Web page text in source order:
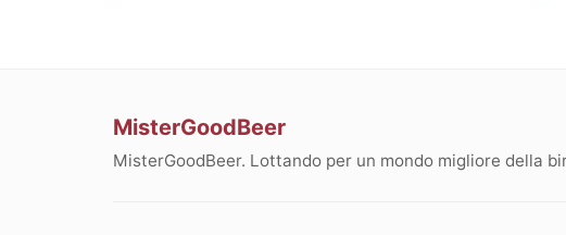
MisterGoodBeer
MisterGoodBeer. Lottando per un mondo migliore della